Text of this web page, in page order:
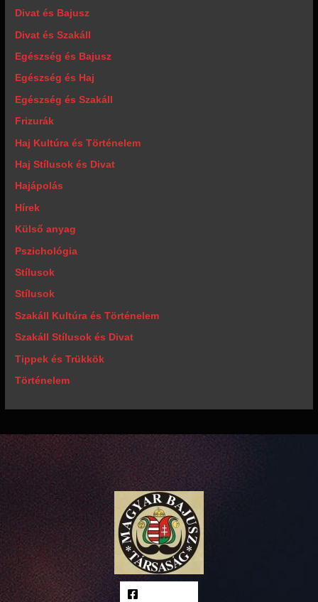
Divat és Bajusz
Divat és Szakáll
Egészség és Bajusz
Egészség és Haj
Egészség és Szakáll
Frizurák
Haj Kultúra és Történelem
Haj Stílusok és Divat
Hajápolás
Hírek
Külső anyag
Pszichológia
Stílusok
Stílusok
Szakáll Kultúra és Történelem
Szakáll Stílusok és Divat
Tippek és Trükkök
Történelem